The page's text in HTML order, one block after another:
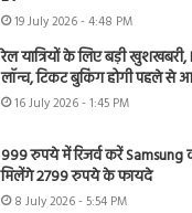
19 July 2026 - 4:48 PM
रेल यात्रियों के लिए बड़ी
लॉन्च, टिकट बुकिंग होगी पहले से
16 July 2026 - 1:45 PM
999 रुपये में रिजर्व करें
मिलेंगे 2799 रुपये के फायदे
8 July 2026 - 5:54 PM